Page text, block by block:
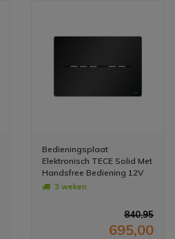
Bedieningsplaat
Elektronisch TECE Solid Met
Handsfree Bediening 12V
Net - Mat Zwart
3 weken
840,95
695,00